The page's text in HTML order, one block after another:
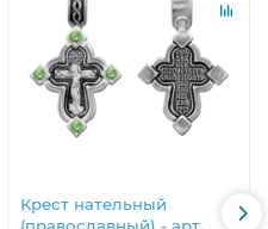
Крест нательный
(православный) - арт.